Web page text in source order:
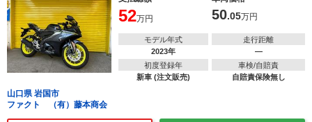
52万円 50.05万円
モデル年式
2023年
走行距離
―
初度登録年
新車 (注文販売)
車検/自賠責
自賠責保険無し
山口県 岩国市
ファクト （有）藤本商会